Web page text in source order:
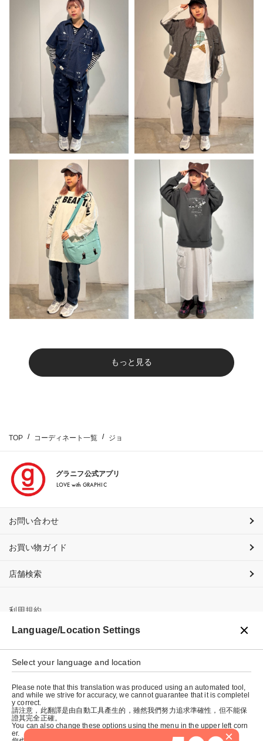
もっと見る
TOP コーディネート一覧 ジョ
グラニフ公式アプリ
LOVE with GRAPHIC
お問い合わせ
お買い物ガイド
店舗検索
利用規約
プライバシーポリシー
特定商取引法に基づく表示
会社概要
×
Language/Location Settings
Select your language and location
Please note that this translation was produced using an automated tool,
and while we strive for accuracy, we cannot guarantee that it is completel
y correct.
請注意，此翻譯是由自動工具產生的，雖然我們努力追求準確性，但不能保
證其完全正確。
You can also change these options using the menu in the upper left corn
er.